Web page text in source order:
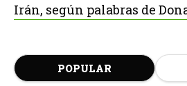
Irán, según palabras de
POPULAR